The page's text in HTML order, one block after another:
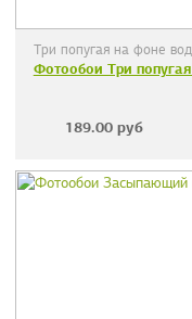
Три попугая на фоне
Фотообои Три
189.00 руб